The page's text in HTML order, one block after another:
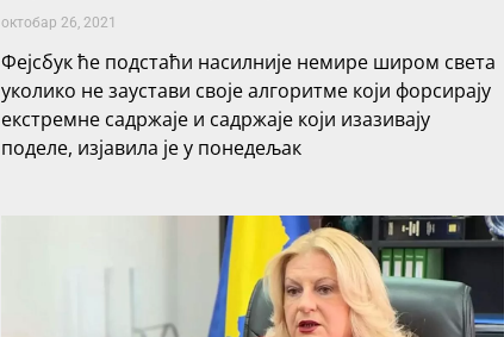
октобар 26, 2021
Фејсбук ће подстаћи насилније немире широм света
уколико не заустави своје алгоритме који форсирају
екстремне садржаје и садржаје који изазивају
поделе, изјавила је у понедељак